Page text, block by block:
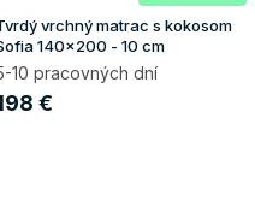
vrchný matrac s kokosom
140x200 - 10 cm
10 pracovných dní
€